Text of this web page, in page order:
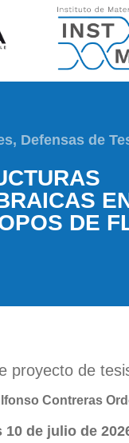
, Defensas de
DE
proyecto de
Contreras
de julio de